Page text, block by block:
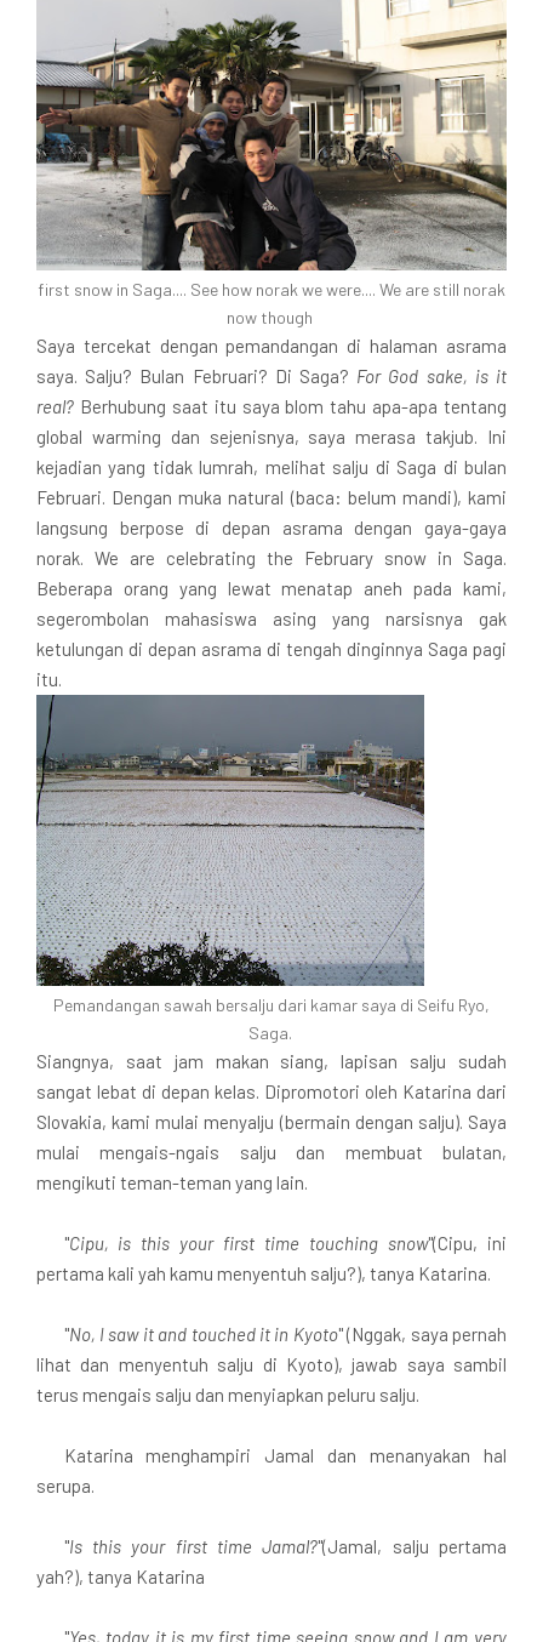
first snow in Saga.... See how norak we were.... We are still norak
now though
Saya tercekat dengan pemandangan di halaman asrama
saya. Salju? Bulan Februari? Di Saga? For God sake, is it
real? Berhubung saat itu saya blom tahu apa-apa tentang
global warming dan sejenisnya, saya merasa takjub. Ini
kejadian yang tidak lumrah, melihat salju di Saga di bulan
Februari. Dengan muka natural (baca: belum mandi), kami
langsung berpose di depan asrama dengan gaya-gaya
norak. We are celebrating the February snow in Saga.
Beberapa orang yang lewat menatap aneh pada kami,
segerombolan mahasiswa asing yang narsisnya gak
ketulungan di depan asrama di tengah dinginnya Saga pagi
itu.
Pemandangan sawah bersalju dari kamar saya di Seifu Ryo,
Saga.
Siangnya, saat jam makan siang, lapisan salju sudah
sangat lebat di depan kelas. Dipromotori oleh Katarina dari
Slovakia, kami mulai menyalju (bermain dengan salju). Saya
mulai mengais-ngais salju dan membuat bulatan,
mengikuti teman-teman yang lain.
"Cipu, is this your first time touching snow"(Cipu, ini
pertama kali yah kamu menyentuh salju?), tanya Katarina.
"No, I saw it and touched it in Kyoto" (Nggak, saya pernah
lihat dan menyentuh salju di Kyoto), jawab saya sambil
terus mengais salju dan menyiapkan peluru salju.
Katarina menghampiri Jamal dan menanyakan hal
serupa.
"Is this your first time Jamal?"(Jamal, salju pertama
yah?), tanya Katarina
"Yes, today it is my first time seeing snow and I am very